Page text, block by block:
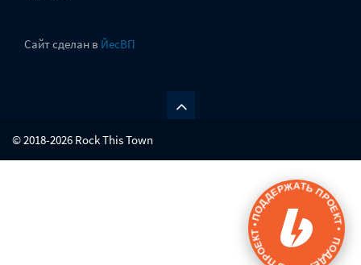
Сайт сделан в ЙесВП
© 2018-2026 Rock This Town
ПОДДЕРЖАТЬ ПРОЕКТ • ПОДДЕРЖАТЬ ПРОЕКТ •